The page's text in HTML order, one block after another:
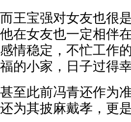
而王宝强对女友也很
他在女友也一定相伴
感情稳定，不忙工作
福的小家，日子过得
甚至此前冯青还作为
还为其披麻戴孝，更